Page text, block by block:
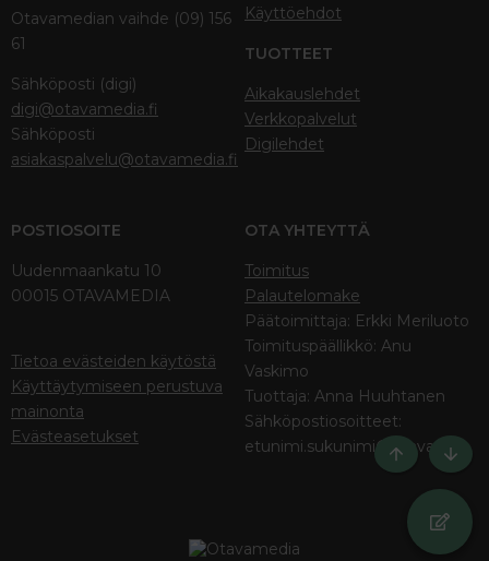
Otavamedian vaihde (09) 156
61
Sähköposti (digi)
digi@otavamedia.fi
Sähköposti
asiakaspalvelu@otavamedia.fi
Käyttöehdot
TUOTTEET
Aikakauslehdet
Verkkopalvelut
Digilehdet
POSTIOSOITE
Uudenmaankatu 10
00015 OTAVAMEDIA
Tietoa evästeiden käytöstä
Käyttäytymiseen perustuva
mainonta
Evästeasetukset
OTA YHTEYTTÄ
Toimitus
Palautelomake
Päätoimittaja: Erkki Meriluoto
Toimituspäällikkö: Anu
Vaskimo
Tuottaja: Anna Huuhtanen
Sähköpostiosoitteet:
etunimi.sukunimi@otava.fi
Ylös